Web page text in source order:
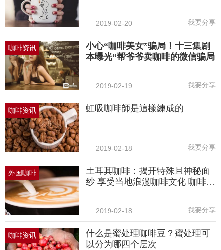
2019-02-20 我要分享
咖啡资讯
小心“咖啡美女”骗局！十三集剧
本曝光“帮爷爷卖咖啡的微信骗局
2019-02-19 我要分享
咖啡资讯 虹吸咖啡師是這樣練成的
2019-02-18 我要分享
外国咖啡
土耳其咖啡：揭开特殊且神秘面
纱 享受当地浪漫咖啡文化 咖啡占
2019-02-18 我要分享
咖啡资讯
什么是蜜处理咖啡豆？蜜处理可
以分为哪四个层次